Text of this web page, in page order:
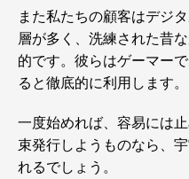
また私たちの顧客はデジ
層が多く、洗練された昔
的です。彼らはゲーマー
ると徹底的に利用します。
一度始めれば、容易には
束発行しようものなら、
れるでしょう。